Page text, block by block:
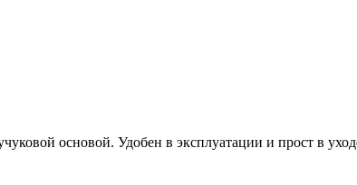
основой. Удобен в эксплуатации и прост в